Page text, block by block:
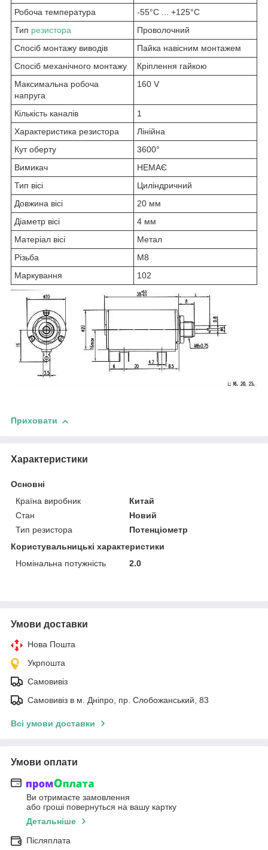
Робоча температура
-55°C ... +125°C
Тип резистора
Проволочний
Спосіб монтажу виводів
Пайка навісним монтажем
Спосіб механічного монтажу
Кріплення гайкою
Максимальна робоча
напруга
160 V
Кількість каналів
1
Характеристика резистора
Лінійна
Кут оберту
3600°
Вимикач
НЕМАЄ
Тип вісі
Циліндричний
Довжина вісі
20 мм
Діаметр вісі
4 мм
Матеріал вісі
Метал
Різьба
М8
Маркування
102
Приховати
Характеристики
Основні
Країна виробник
Китай
Стан
Новий
Тип резистора
Потенціометр
Користувальницькі характеристики
Номінальна потужність
2.0
Умови доставки
Нова Пошта
Укрпошта
Самовивіз
Самовивіз в м. Дніпро, пр. Слобожанський, 83
Всі умови доставки
Умови оплати
Ви отримаєте замовлення
або гроші повернуться на вашу картку
Детальніше
Післяплата